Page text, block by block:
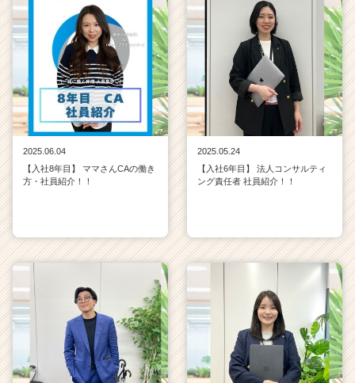
2025.06.04
【入社8年目】 ママさんCAの働き
方・社員紹介！！
2025.05.24
【入社6年目】 法人コンサルティ
ング責任者 社員紹介！！